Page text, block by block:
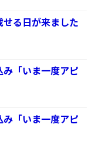
る日が来ました
「いま一度アピ
「いま一度アピ